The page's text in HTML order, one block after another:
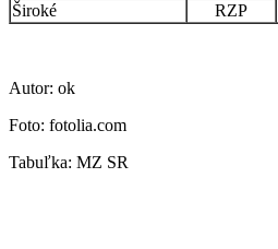
Široké
RZP
Autor: ok
Foto: fotolia.com
Tabuľka: MZ SR